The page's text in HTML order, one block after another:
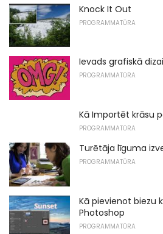
Knock It Out
PROGRAMMATŪRA
Ievads grafiskā
PROGRAMMATŪRA
Kā Importēt krāsu
PROGRAMMATŪRA
Turētāja līguma
PROGRAMMATŪRA
Kā pievienot biezu
Photoshop
PROGRAMMATŪRA